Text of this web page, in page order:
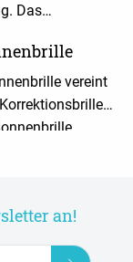
Das
einher.vereint
an!